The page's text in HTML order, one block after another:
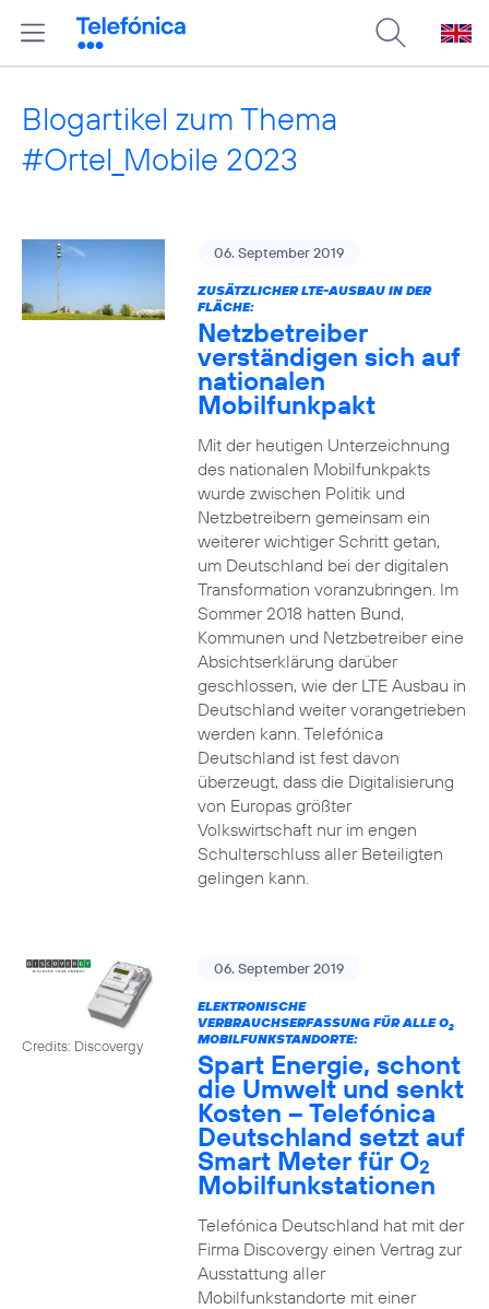
Blogartikel zum Thema
#Ortel_Mobile 2023
06. September 2019
ZUSÄTZLICHER LTE-AUSBAU IN DER
FLÄCHE:
Netzbetreiber
verständigen sich auf
nationalen
Mobilfunkpakt
Mit der heutigen Unterzeichnung
des nationalen Mobilfunkpakts
wurde zwischen Politik und
Netzbetreibern gemeinsam ein
weiterer wichtiger Schritt getan,
um Deutschland bei der digitalen
Transformation voranzubringen. Im
Sommer 2018 hatten Bund,
Kommunen und Netzbetreiber eine
Absichtserklärung darüber
geschlossen, wie der LTE Ausbau in
Deutschland weiter vorangetrieben
werden kann. Telefónica
Deutschland ist fest davon
überzeugt, dass die Digitalisierung
von Europas größter
Volkswirtschaft nur im engen
Schulterschluss aller Beteiligten
gelingen kann.
Credits: Discovergy
06. September 2019
ELEKTRONISCHE
VERBRAUCHSERFASSUNG FÜR ALLE O2
MOBILFUNKSTANDORTE:
Spart Energie, schont
die Umwelt und senkt
Kosten – Telefónica
Deutschland setzt auf
Smart Meter für O2
Mobilfunkstationen
Telefónica Deutschland hat mit der
Firma Discovergy einen Vertrag zur
Ausstattung aller
Mobilfunkstandorte mit einer